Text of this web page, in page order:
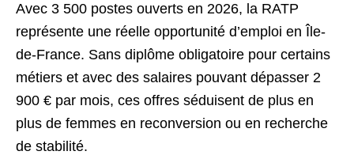
Avec 3 500 postes ouverts en 2026, la RATP
représente une réelle opportunité d’emploi en Île-
de-France. Sans diplôme obligatoire pour certains
métiers et avec des salaires pouvant dépasser 2
900 € par mois, ces offres séduisent de plus en
plus de femmes en reconversion ou en recherche
de stabilité.